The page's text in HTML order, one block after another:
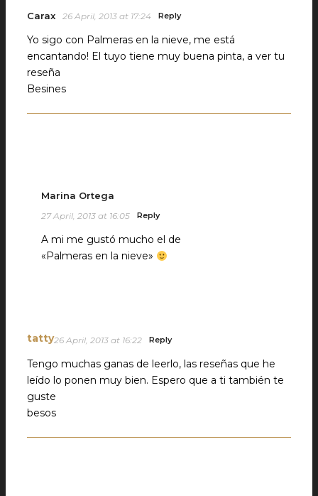
Carax 26 April, 2013 at 17:24 Reply
Yo sigo con Palmeras en la nieve, me está
encantando! El tuyo tiene muy buena pinta, a ver tu
reseña
Besines
Marina Ortega
27 April, 2013 at 16:05 Reply
A mi me gustó mucho el de
«Palmeras en la nieve»
tatty26 April, 2013 at 16:22 Reply
Tengo muchas ganas de leerlo, las reseñas que he
leído lo ponen muy bien. Espero que a ti también te
guste
besos